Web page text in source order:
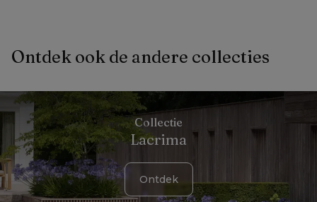
Ontdek ook de andere collecties
Collectie
Lacrima
Ontdek